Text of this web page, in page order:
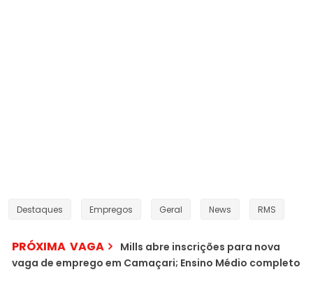
Destaques Empregos Geral News RMS
PRÓXIMA VAGA
Mills abre inscrições para nova
vaga de emprego em Camaçari; Ensino Médio completo